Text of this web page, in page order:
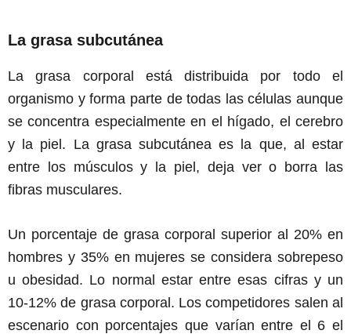
La grasa subcutánea
La grasa corporal está distribuida por todo el
organismo y forma parte de todas las células aunque
se concentra especialmente en el hígado, el cerebro
y la piel. La grasa subcutánea es la que, al estar
entre los músculos y la piel, deja ver o borra las
fibras musculares.
Un porcentaje de grasa corporal superior al 20% en
hombres y 35% en mujeres se considera sobrepeso
u obesidad. Lo normal estar entre esas cifras y un
10-12% de grasa corporal. Los competidores salen al
escenario con porcentajes que varían entre el 6 el